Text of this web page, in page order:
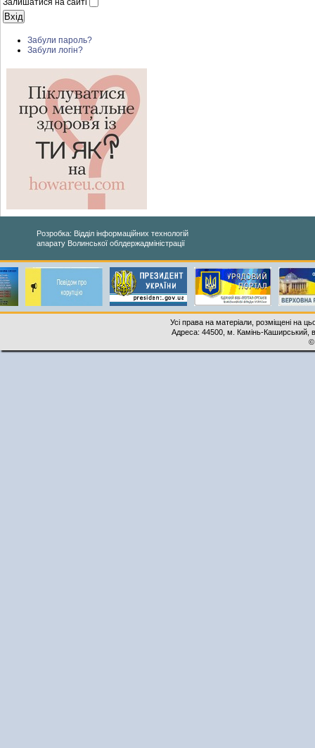
Залишатися на сайті
Забули пароль?
Забули логін?
Розробка: Відділ інформаційних технологій
апарату Волинської облдержадміністрації
Усі права на матеріали, розміщені на
Адреса: 44500, м. Камінь-Каширський,
©